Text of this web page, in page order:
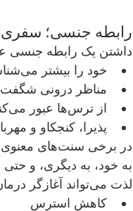
رابطه جنسی؛ سفری
داشتن یک رابطه جنسی
خود را بیشتر می‌شناسید
مناظر درونی شگفت‌انگیزی کشف می‌کنید
از ترس‌ها عبور می‌کنید
پذیرا، کنجکاو و مهربان‌تر
در برخی
به خود، به دیگری، و حتی
لذت می‌تواند آغازگر درمان باشد — جسمی، احساسی یا وجودی.و در دنیای مدرن، هنوز راهی برای:
کاهش استرس